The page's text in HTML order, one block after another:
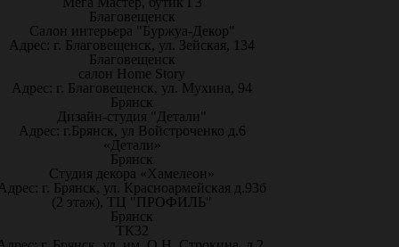
Благовещенск
Салон интерьера "Буржуа-Декор"
Адрес: г. Благовещенск, ул. Зейская, 134
Благовещенск
салон Home Story
Адрес: г. Благовещенск, ул. Мухина, 94
Брянск
Дизайн-студия "Детали"
Адрес: г.Брянск, ул Войстроченко д.6
«Детали»
Брянск
Студия декора «Хамелеон»
г. Брянск, ул. Красноармейская д.93б
(2 этаж), ТЦ "ПРОФИЛЬ"
Брянск
ТК32